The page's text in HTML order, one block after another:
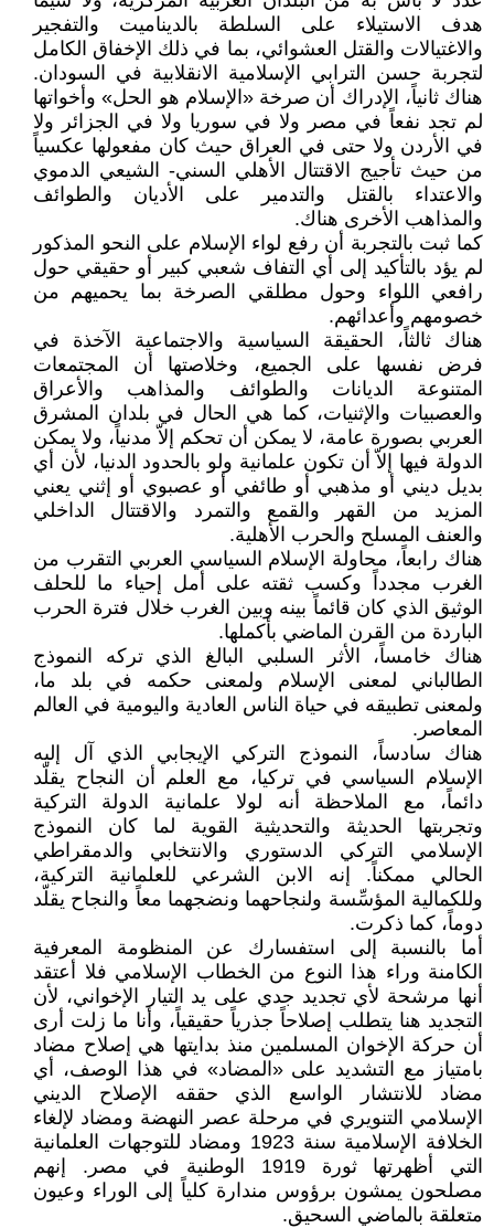
هدف الاستيلاء على السلطة بالديناميت والتفجير
والاغتيالات والقتل العشوائي، بما في ذلك الإخفاق الكامل
لتجربة حسن الترابي الإسلامية الانقلابية في السودان.
هناك ثانياً، الإدراك أن صرخة «الإسلام هو الحل» وأخواتها
لم تجد نفعاً في مصر ولا في سوريا ولا في الجزائر ولا
في الأردن ولا حتى في العراق حيث كان مفعولها عكسياً
من حيث تأجيج الاقتتال الأهلي السني- الشيعي الدموي
والاعتداء بالقتل والتدمير على الأديان والطوائف
والمذاهب الأخرى هناك.
كما ثبت بالتجربة أن رفع لواء الإسلام على النحو المذكور
لم يؤد بالتأكيد إلى أي التفاف شعبي كبير أو حقيقي حول
رافعي اللواء وحول مطلقي الصرخة بما يحميهم من
خصومهم وأعدائهم.
هناك ثالثاً، الحقيقة السياسية والاجتماعية الآخذة في
فرض نفسها على الجميع، وخلاصتها أن المجتمعات
المتنوعة الديانات والطوائف والمذاهب والأعراق
والعصبيات والإثنيات، كما هي الحال في بلدان المشرق
العربي بصورة عامة، لا يمكن أن تحكم إلاّ مدنياً، ولا يمكن
الدولة فيها إلاّ أن تكون علمانية ولو بالحدود الدنيا، لأن أي
بديل ديني أو مذهبي أو طائفي أو عصبوي أو إثني يعني
المزيد من القهر والقمع والتمرد والاقتتال الداخلي
والعنف المسلح والحرب الأهلية.
هناك رابعاً، محاولة الإسلام السياسي العربي التقرب من
الغرب مجدداً وكسب ثقته على أمل إحياء ما للحلف
الوثيق الذي كان قائماً بينه وبين الغرب خلال فترة الحرب
الباردة من القرن الماضي بأكملها.
هناك خامساً، الأثر السلبي البالغ الذي تركه النموذج
الطالباني لمعنى الإسلام ولمعنى حكمه في بلد ما،
ولمعنى تطبيقه في حياة الناس العادية واليومية في العالم
المعاصر.
هناك سادساً، النموذج التركي الإيجابي الذي آل إليه
الإسلام السياسي في تركيا، مع العلم أن النجاح يقلّد
دائماً، مع الملاحظة أنه لولا علمانية الدولة التركية
وتجربتها الحديثة والتحديثية القوية لما كان النموذج
الإسلامي التركي الدستوري والانتخابي والدمقراطي
الحالي ممكناً. إنه الابن الشرعي للعلمانية التركية،
وللكمالية المؤسِّسة ولنجاحهما ونضجهما معاً والنجاح يقلّد
دوماً، كما ذكرت.
أما بالنسبة إلى استفسارك عن المنظومة المعرفية
الكامنة وراء هذا النوع من الخطاب الإسلامي فلا أعتقد
أنها مرشحة لأي تجديد جدي على يد التيار الإخواني، لأن
التجديد هنا يتطلب إصلاحاً جذرياً حقيقياً، وأنا ما زلت أرى
أن حركة الإخوان المسلمين منذ بدايتها هي إصلاح مضاد
بامتياز مع التشديد على «المضاد» في هذا الوصف، أي
مضاد للانتشار الواسع الذي حققه الإصلاح الديني
الإسلامي التنويري في مرحلة عصر النهضة ومضاد لإلغاء
الخلافة الإسلامية سنة 1923 ومضاد للتوجهات العلمانية
التي أظهرتها ثورة 1919 الوطنية في مصر. إنهم
مصلحون يمشون برؤوس مندارة كلياً إلى الوراء وعيون
متعلقة بالماضي السحيق.